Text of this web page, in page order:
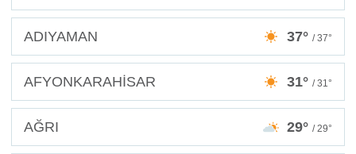
ADIYAMAN 37° / 37°
AFYONKARAHİSAR 31° / 31°
AĞRI 29° / 29°